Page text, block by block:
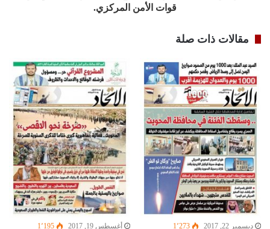
قوات الأمن المركزي.
مقالات ذات صلة
ديسمبر 22, 2017 1٬273 أغسطس 19, 2017 1٬195